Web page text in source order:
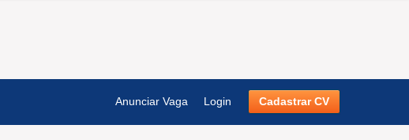
Anunciar Vaga Login Cadastrar CV